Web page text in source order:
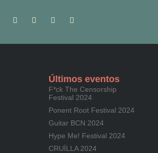
Últimos eventos
F*ck The Censorship
Festival 2024
Ponent Root Festival 2024
Guitar BCN 2024
Hype Me! Festival 2024
CRUÏLLA 2024